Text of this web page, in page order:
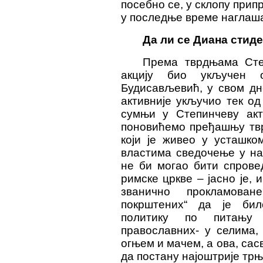
посебно се, у склопу
у последње време
Да ли се Диана
Према тврдњама
акцију био укључен
Будисављевић, у свом
активније укључио тек
сумњи у Степинчеву
поновићемо пређашњу
који је живео у
властима сведочење у
не би могао бити
римске цркве – јасно
званично
покрштених“ да је
политику по питању
православних- у
огњем и мачем, а ова,
да постану најоштрије